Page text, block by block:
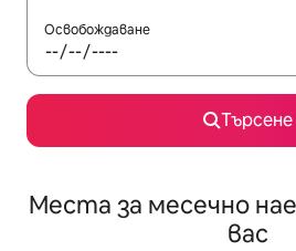
Освобождаване
Търсене
Места за месечно
вас